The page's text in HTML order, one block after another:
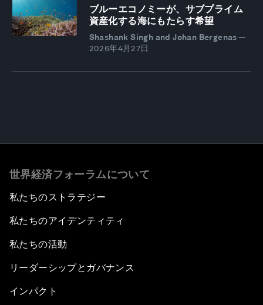
ブルーエコノミーが、サブプライム
資産化する海にもたらす希望
Shashank Singh and Johan Bergenas —
2026年4月27日
世界経済フォーラムについて
私たちのストラテジー
私たちのアイデンティティ
私たちの活動
リーダーシップとガバナンス
インパクト